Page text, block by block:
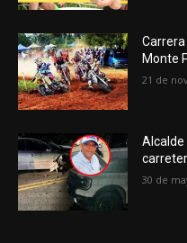
Monte
21 de
Alcalde
30 de